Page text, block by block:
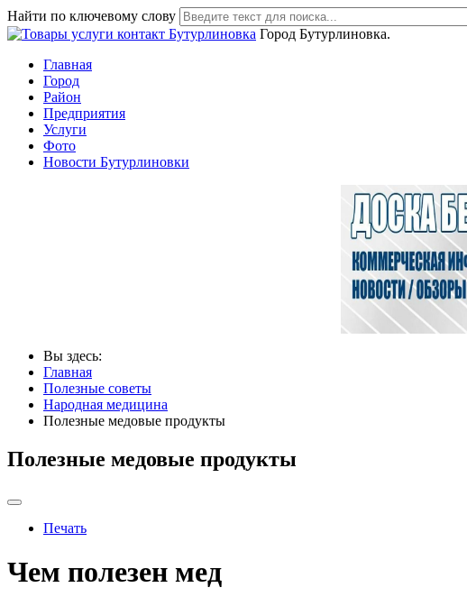
Найти по ключевому слову
Город Бутурлиновка.
Главная
Город
Район
Предприятия
Услуги
Фото
Новости Бутурлиновки
Вы здесь:
Главная
Полезные советы
Народная медицина
Полезные медовые продукты
Полезные медовые продукты
Печать
Чем полезен мед